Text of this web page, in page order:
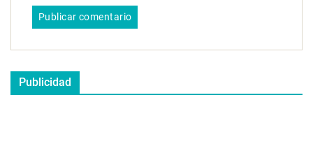
Publicidad